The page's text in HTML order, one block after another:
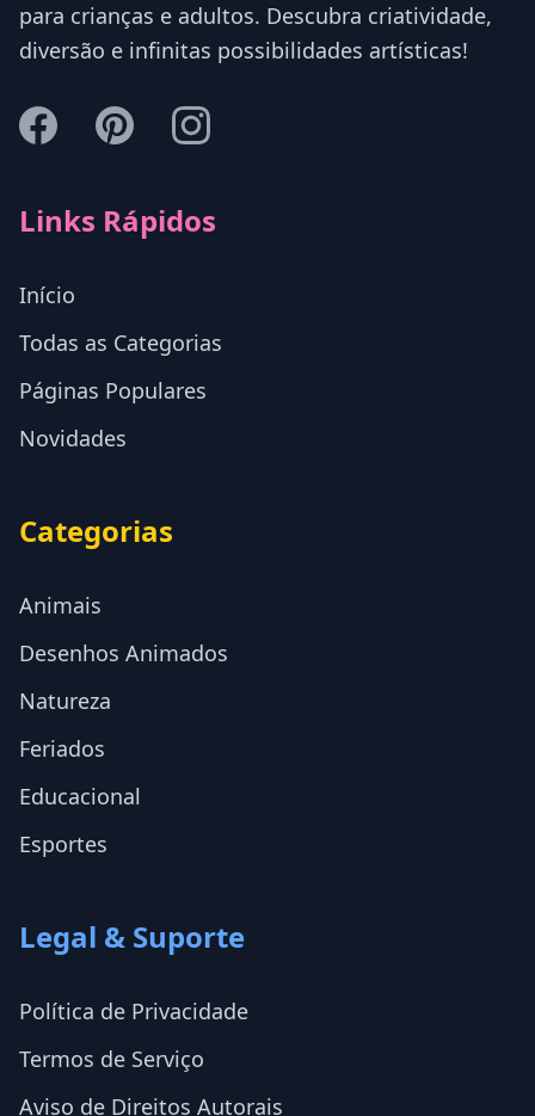
para crianças e adultos. Descubra criatividade,
diversão e infinitas possibilidades artísticas!
Links Rápidos
Início
Todas as Categorias
Páginas Populares
Novidades
Categorias
Animais
Desenhos Animados
Natureza
Feriados
Educacional
Esportes
Legal & Suporte
Política de Privacidade
Termos de Serviço
Aviso de Direitos Autorais